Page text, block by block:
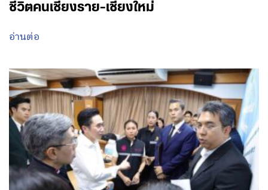
ชีวิตคนเชียงราย-เชียงใหม่
อ่านต่อ